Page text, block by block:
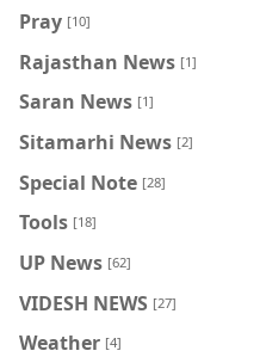
Pray [10]
Rajasthan News [1]
Saran News [1]
Sitamarhi News [2]
Special Note [28]
Tools [18]
UP News [62]
VIDESH NEWS [27]
Weather [4]